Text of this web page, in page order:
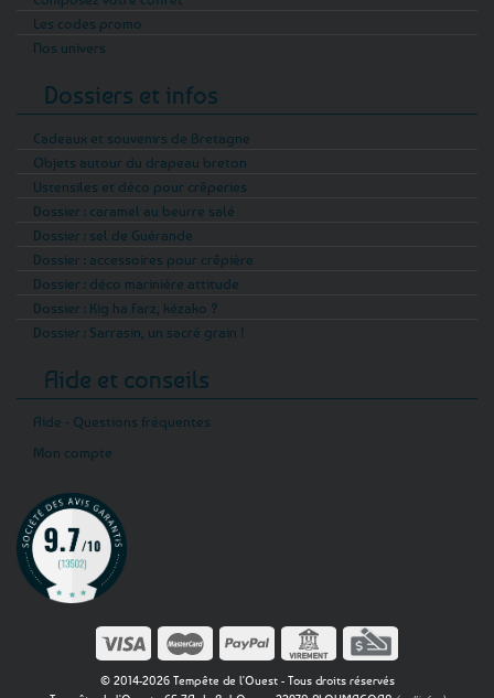
Les codes promo
Nos univers
Dossiers et infos
Cadeaux et souvenirs de Bretagne
Objets autour du drapeau breton
Ustensiles et déco pour crêperies
Dossier : caramel au beurre salé
Dossier : sel de Guérande
Dossier : accessoires pour crêpière
Dossier : déco marinière attitude
Dossier : Kig ha Farz, kézako ?
Dossier : Sarrasin, un sacré grain !
Aide et conseils
Aide - Questions fréquentes
Mon compte
© 2014-2026 Tempête de l'Ouest - Tous droits réservés